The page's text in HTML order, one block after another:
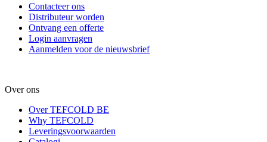
Contacteer ons
Distributeur worden
Ontvang een offerte
Login aanvragen
Aanmelden voor de nieuwsbrief
Over ons
Over TEFCOLD BE
Why TEFCOLD
Leveringsvoorwaarden